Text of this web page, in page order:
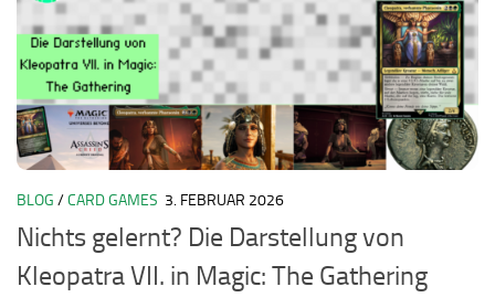
BLOG /CARD GAMES 3. FEBRUAR 2026
Nichts gelernt? Die Darstellung von
Kleopatra VII. in Magic: The Gathering